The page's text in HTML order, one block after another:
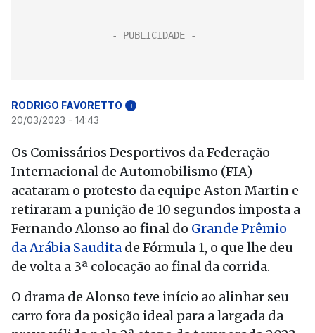
RODRIGO FAVORETTO i
20/03/2023 - 14:43
Os Comissários Desportivos da Federação
Internacional de Automobilismo (FIA)
acataram o protesto da equipe Aston Martin e
retiraram a punição de 10 segundos imposta a
Fernando Alonso ao final do Grande Prêmio
da Arábia Saudita de Fórmula 1, o que lhe deu
de volta a 3ª colocação ao final da corrida.
O drama de Alonso teve início ao alinhar seu
carro fora da posição ideal para a largada da